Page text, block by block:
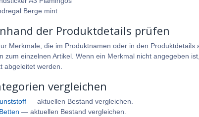
Berge mint
der Produktdetails prüfen
Merkmale, die im Produktnamen oder in den
zum einzelnen Artikel. Wenn ein Merkmal nicht angegeben
abgeleitet werden.
vergleichen
— aktuellen Bestand vergleichen.
— aktuellen Bestand vergleichen.